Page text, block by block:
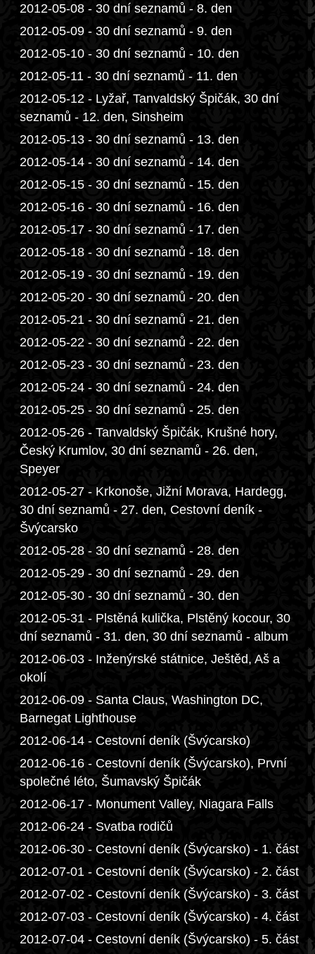
2012-05-08 - 30 dní seznamů - 8. den
2012-05-09 - 30 dní seznamů - 9. den
2012-05-10 - 30 dní seznamů - 10. den
2012-05-11 - 30 dní seznamů - 11. den
2012-05-12 - Lyžař, Tanvaldský Špičák, 30 dní
seznamů - 12. den, Sinsheim
2012-05-13 - 30 dní seznamů - 13. den
2012-05-14 - 30 dní seznamů - 14. den
2012-05-15 - 30 dní seznamů - 15. den
2012-05-16 - 30 dní seznamů - 16. den
2012-05-17 - 30 dní seznamů - 17. den
2012-05-18 - 30 dní seznamů - 18. den
2012-05-19 - 30 dní seznamů - 19. den
2012-05-20 - 30 dní seznamů - 20. den
2012-05-21 - 30 dní seznamů - 21. den
2012-05-22 - 30 dní seznamů - 22. den
2012-05-23 - 30 dní seznamů - 23. den
2012-05-24 - 30 dní seznamů - 24. den
2012-05-25 - 30 dní seznamů - 25. den
2012-05-26 - Tanvaldský Špičák, Krušné hory,
Český Krumlov, 30 dní seznamů - 26. den,
Speyer
2012-05-27 - Krkonoše, Jižní Morava, Hardegg,
30 dní seznamů - 27. den, Cestovní deník -
Švýcarsko
2012-05-28 - 30 dní seznamů - 28. den
2012-05-29 - 30 dní seznamů - 29. den
2012-05-30 - 30 dní seznamů - 30. den
2012-05-31 - Plstěná kulička, Plstěný kocour, 30
dní seznamů - 31. den, 30 dní seznamů - album
2012-06-03 - Inženýrské státnice, Ještěd, Aš a
okolí
2012-06-09 - Santa Claus, Washington DC,
Barnegat Lighthouse
2012-06-14 - Cestovní deník (Švýcarsko)
2012-06-16 - Cestovní deník (Švýcarsko), První
společné léto, Šumavský Špičák
2012-06-17 - Monument Valley, Niagara Falls
2012-06-24 - Svatba rodičů
2012-06-30 - Cestovní deník (Švýcarsko) - 1. část
2012-07-01 - Cestovní deník (Švýcarsko) - 2. část
2012-07-02 - Cestovní deník (Švýcarsko) - 3. část
2012-07-03 - Cestovní deník (Švýcarsko) - 4. část
2012-07-04 - Cestovní deník (Švýcarsko) - 5. část